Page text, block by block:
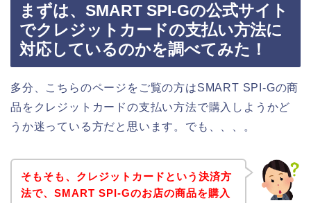
まずは、SMART SPI-Gの公式サイト
でクレジットカードの支払い方法に
対応しているのかを調べてみた！
多分、こちらのページをご覧の方はSMART SPI-Gの商
品をクレジットカードの支払い方法で購入しようかど
うか迷っている方だと思います。でも、、、。
そもそも、クレジットカードという決済方
法で、SMART SPI-Gのお店の商品を購入